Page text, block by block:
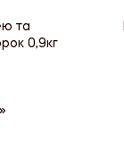
та
0,9кг